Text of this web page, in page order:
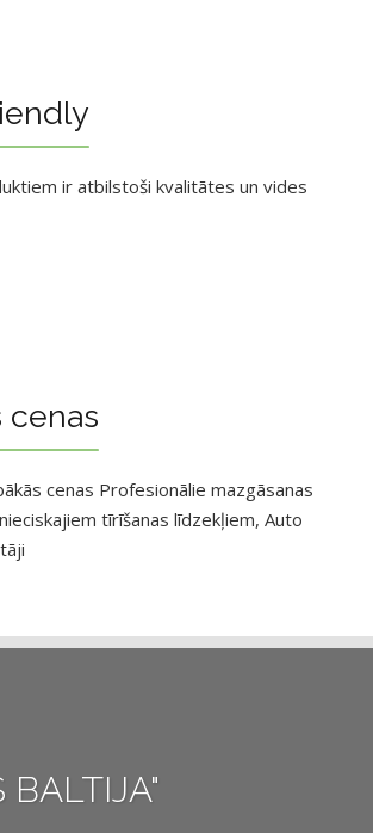
ir atbilstoši kvalitātes un vides
cenas
cenas Profesionālie mazgāsanas
tīrīšanas līdzekļiem, Auto
BALTIJA"